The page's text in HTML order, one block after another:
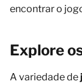
encontrar o
Explore
A variedade de